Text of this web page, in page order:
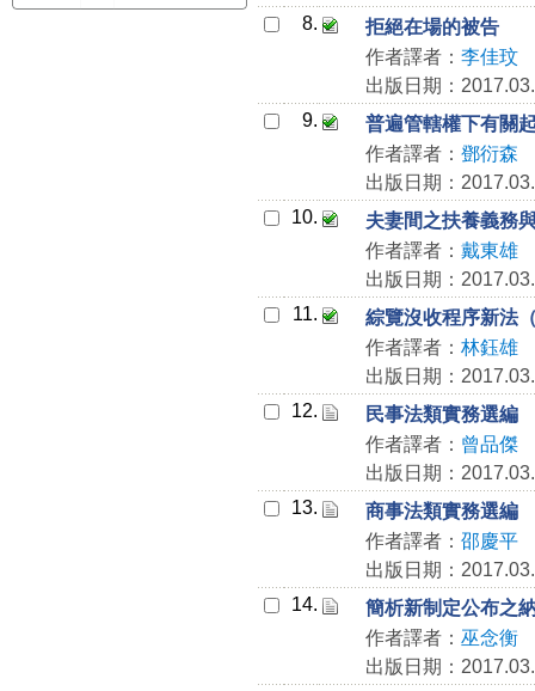
8.
拒絕在場的被告
作者譯者： 李佳玟
出版日期：
9.
普遍管轄權下有關
作者譯者： 鄧衍森
出版日期：
10.
夫妻間之扶養義務
作者譯者： 戴東雄
出版日期：
11.
綜覽沒收程序新法
作者譯者： 林鈺雄
出版日期：
12.
民事法類實務選編
作者譯者： 曾品傑
出版日期：
13.
商事法類實務選編
作者譯者： 邵慶平
出版日期：
14.
簡析新制定公布之
作者譯者： 巫念衡
出版日期：